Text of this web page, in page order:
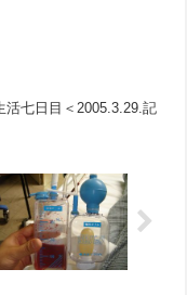
活七日目＜2005.3.29.記